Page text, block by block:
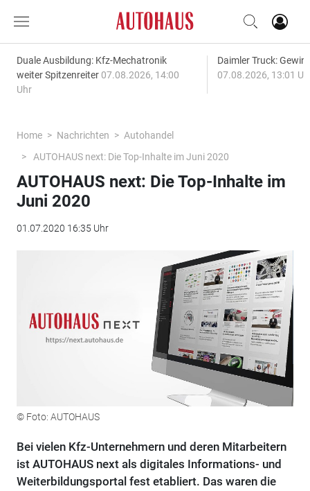
Duale Ausbildung: Kfz-Mechatronik
weiter Spitzenreiter 07.08.2026, 14:00
Uhr
Daimler Truck:
07.08.2026, 13:01
Home Nachrichten
Autohandel
AUTOHAUS next: Die Top-Inhalte im Juni 2020
AUTOHAUS next: Die Top-Inhalte im
Juni 2020
01.07.2020 16:35 Uhr
© Foto: AUTOHAUS
Bei vielen Kfz-Unternehmern und deren Mitarbeitern
ist AUTOHAUS next als digitales Informations- und
Weiterbildungsportal fest etabliert. Das waren die